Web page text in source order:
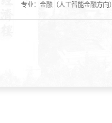
专业：金融（人工智能金融方向）